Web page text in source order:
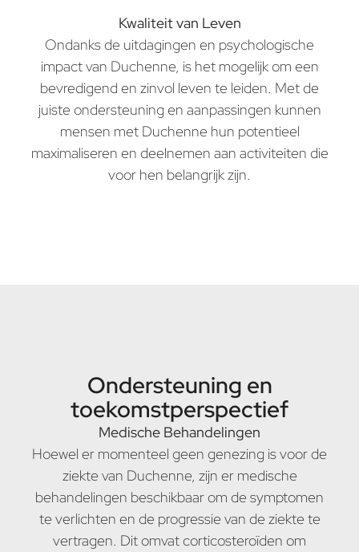
Kwaliteit van Leven
Ondanks de uitdagingen en psychologische
impact van Duchenne, is het mogelijk om een
bevredigend en zinvol leven te leiden. Met de
juiste ondersteuning en aanpassingen kunnen
mensen met Duchenne hun potentieel
maximaliseren en deelnemen aan activiteiten die
voor hen belangrijk zijn.
Ondersteuning en
toekomstperspectief
Medische Behandelingen
Hoewel er momenteel geen genezing is voor de
ziekte van Duchenne, zijn er medische
behandelingen beschikbaar om de symptomen
te verlichten en de progressie van de ziekte te
vertragen. Dit omvat corticosteroïden om